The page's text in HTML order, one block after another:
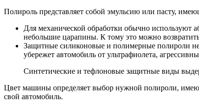
Полироль представляет собой эмульсию или пасту,
Для механической обработки обычно используют
небольшие царапины. К тому это можно
Защитные силиконовые и полимерные полироли
убережет автомобиль от ультрафиолета,
Синтетические и тефлоновые защитные виды
Цвет машины определяет выбор нужной полироли,
свой автомобиль.